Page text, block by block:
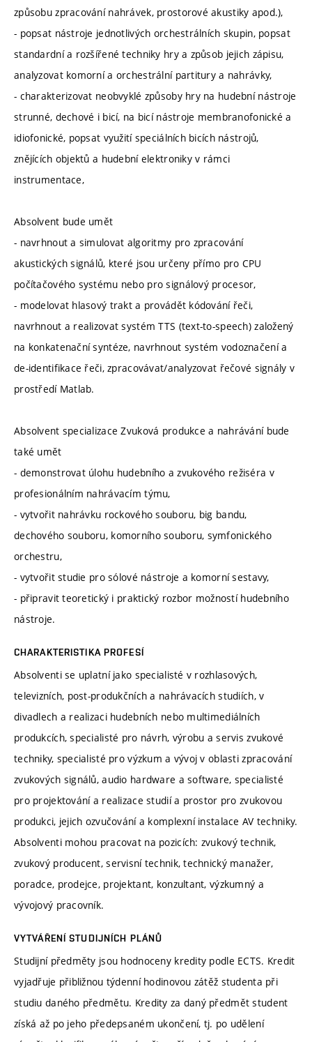
způsobu zpracování nahrávek, prostorové akustiky apod.),
- popsat nástroje jednotlivých orchestrálních skupin, popsat
standardní a rozšířené techniky hry a způsob jejich zápisu,
analyzovat komorní a orchestrální partitury a nahrávky,
- charakterizovat neobvyklé způsoby hry na hudební nástroje
strunné, dechové i bicí, na bicí nástroje membranofonické a
idiofonické, popsat využití speciálních bicích nástrojů,
znějících objektů a hudební elektroniky v rámci
instrumentace,
Absolvent bude umět
- navrhnout a simulovat algoritmy pro zpracování
akustických signálů, které jsou určeny přímo pro CPU
počítačového systému nebo pro signálový procesor,
- modelovat hlasový trakt a provádět kódování řeči,
navrhnout a realizovat systém TTS (text-to-speech) založený
na konkatenační syntéze, navrhnout systém vodoznačení a
de-identifikace řeči, zpracovávat/analyzovat řečové signály v
prostředí Matlab.
Absolvent specializace Zvuková produkce a nahrávání bude
také umět
- demonstrovat úlohu hudebního a zvukového režiséra v
profesionálním nahrávacím týmu,
- vytvořit nahrávku rockového souboru, big bandu,
dechového souboru, komorního souboru, symfonického
orchestru,
- vytvořit studie pro sólové nástroje a komorní sestavy,
- připravit teoretický i praktický rozbor možností hudebního
nástroje.
CHARAKTERISTIKA PROFESÍ
Absolventi se uplatní jako specialisté v rozhlasových,
televizních, post-produkčních a nahrávacích studiích, v
divadlech a realizaci hudebních nebo multimediálních
produkcích, specialisté pro návrh, výrobu a servis zvukové
techniky, specialisté pro výzkum a vývoj v oblasti zpracování
zvukových signálů, audio hardware a software, specialisté
pro projektování a realizace studií a prostor pro zvukovou
produkci, jejich ozvučování a komplexní instalace AV techniky.
Absolventi mohou pracovat na pozicích: zvukový technik,
zvukový producent, servisní technik, technický manažer,
poradce, prodejce, projektant, konzultant, výzkumný a
vývojový pracovník.
VYTVÁŘENÍ STUDIJNÍCH PLÁNŮ
Studijní předměty jsou hodnoceny kredity podle ECTS. Kredit
vyjadřuje přibližnou týdenní hodinovou zátěž studenta při
studiu daného předmětu. Kredity za daný předmět student
získá až po jeho předepsaném ukončení, tj. po udělení